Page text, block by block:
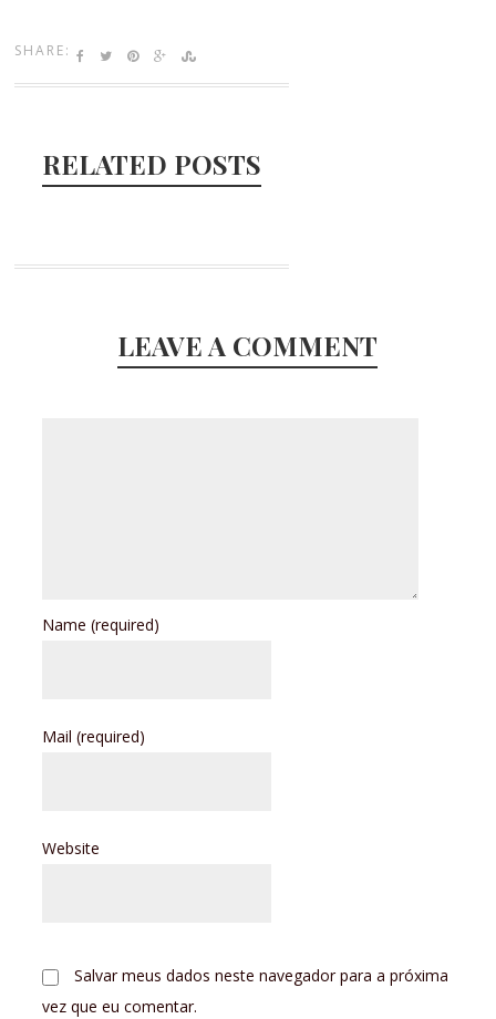
SHARE:
RELATED POSTS
LEAVE A COMMENT
Name(required)
Mail(required)
Website
Salvar meus dados neste navegador para a próxima
vez que eu comentar.